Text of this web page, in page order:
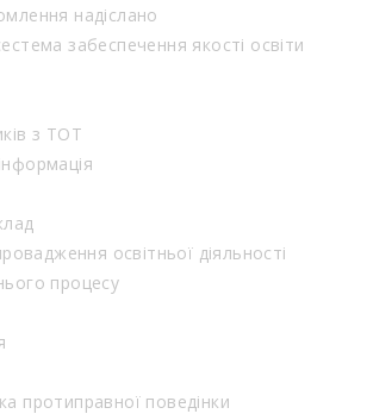
надіслано
забеспечення якості освіти
з ТОТ
освітньої діяльності
процесу
протиправної поведінки